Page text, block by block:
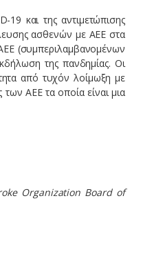
19 και της αντιμετώπισης
ασθενών με ΑΕΕ στα
(συμπεριλαμβανομένων
της πανδημίας. Οι
από τυχόν λοίμωξη με
ΑΕΕ τα οποία είναι μια
Organization Board of